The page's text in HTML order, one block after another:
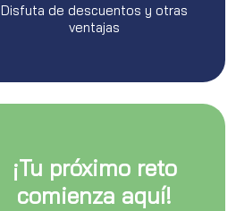
Disfuta de descuentos y otras
ventajas
¡Tu próximo reto
comienza aquí!